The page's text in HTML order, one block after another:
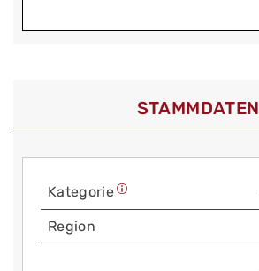
STAMMDATEN
Kategorie
Region